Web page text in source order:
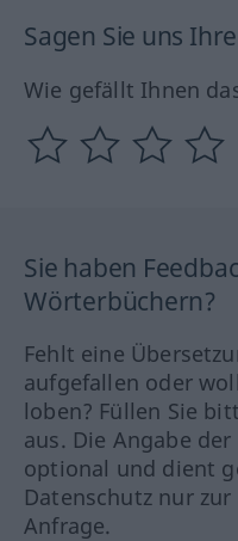
Sagen Sie uns
Wie gefällt Ihnen
Sie haben
Wörterbüchern?
Fehlt eine
aufgefallen oder
loben? Füllen Sie
aus. Die Angabe
optional und dient
Datenschutz nur
Anfrage.